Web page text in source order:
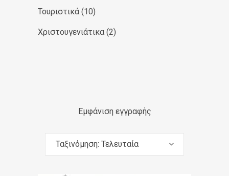
Τουριστικά (10)
Χριστουγενιάτικα (2)
Εμφάνιση εγγραφής
Ταξινόμηση: Τελευταία